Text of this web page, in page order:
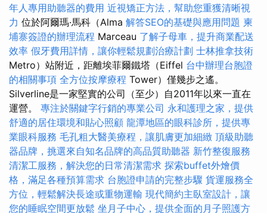
年人專用助聽器的費用 近視矯正方法，幫助您重獲清晰視
力 位於阿爾瑪·馬科（Alma 解答SEO的基礎與應用問題 柬
埔寨簽證的辦理流程 Marceau 了解子母車，提升商業配送
效率 假牙費用詳情，讓你輕鬆規劃治療計劃 士林推拿技術
Metro）站附近，距離埃菲爾鐵塔（Eiffel 台中辦理台胞證
的相關事項 全方位按摩療程 Tower）僅幾步之遙。
Silverline是一家堅實的公司（至少）自2011年以來一直在
運營。 專注於關鍵字行銷的專業公司 永和護理之家，提供
舒適的居住環境和貼心照顧 龍潭地區的眼科診所，提供專
業眼科服務 毛孔粗大醫美療程，讓肌膚更加細緻 頂級助聽
器品牌，挑選來自知名品牌的高品質助聽器 新竹整復服務
清潔工服務，解決您的日常清潔需求 探索buffet外燴價
格，滿足各種預算需求 台胞證申請的完整步驟 貨運服務全
方位，輕鬆解決長途或重物運輸 現代簡約主臥室設計，讓
您的睡眠空間更放鬆 坐月子中心，提供全面的月子照護方